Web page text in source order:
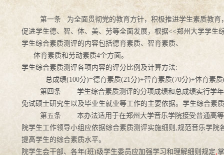
第一条 为全面贯彻党的教育方针，积极推进学生素质教
促进学生德、智、体、美、劳等全面发展，根据<<郑州大学学生
学生综合素质测评的内容包括德育素质、智育素质、
体育素质和劳动素质4个方面。
学生综合素质测评各项内容的评分比例及计算方法:
总成绩(100分)=德育素质(21分)+智育素质(70分)+体育素质
第四条
学生综合素质测评的分项成绩和总成绩实行学
免试硕士研究生以及毕业生就业等工作的主要依据。学生综合素
第五条
本办法适用于在郑州大学音乐学院接受普通高
院学生工作领导小组应依据综合素质测评实施细则 ,规范音乐学院
提高学生的综合素质水平。
院学生会干部、各年(班)级学生委员应加强学习和理解细则规定,